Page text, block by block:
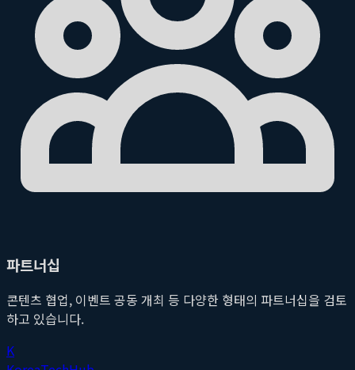
파트너십
콘텐츠 협업, 이벤트 공동 개최 등 다양한 형태의 파트너십을 검토
하고 있습니다.
K